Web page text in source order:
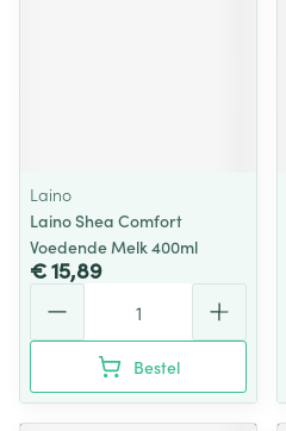
Laino
Laino Shea Comfort
Voedende Melk 400ml
€ 15,89
Bestel